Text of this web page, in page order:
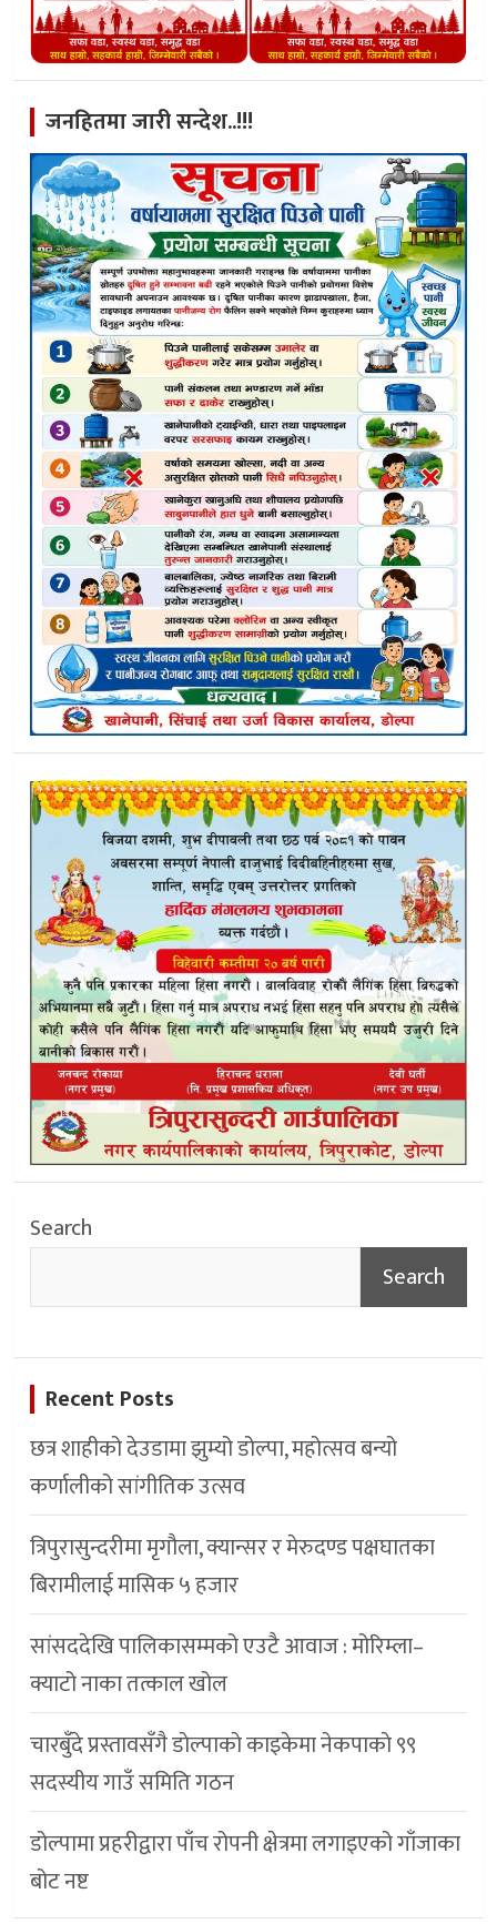
जनहितमा जारी सन्देश..!!!
Search
Search
Recent Posts
छत्र शाहीको देउडामा झुम्यो डोल्पा, महोत्सव बन्यो
कर्णालीको सांगीतिक उत्सव
त्रिपुरासुन्दरीमा मृगौला, क्यान्सर र मेरुदण्ड पक्षघातका
बिरामीलाई मासिक ५ हजार
सांसददेखि पालिकासम्मको एउटै आवाज : मोरिम्ला–
क्याटो नाका तत्काल खोल
चारबुँदे प्रस्तावसँगै डाेल्पाकाे काइकेमा नेकपाकाे ९९
सदस्यीय गाउँ समिति गठन
डोल्पामा प्रहरीद्वारा पाँच रोपनी क्षेत्रमा लगाइएको गाँजाका
बोट नष्ट